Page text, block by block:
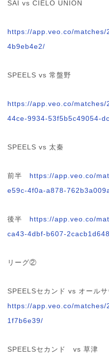
SAI vs CIELO UNION
https://app.veo.co/matches/
4b9eb4e2/
SPEELS vs 常盤野
https://app.veo.co/
44ce-9934-53f5b5c49054-
SPEELS vs 太秦
前半 https://app.veo.co/
e59c-4f0a-a878-
後半 https://app.veo.co/
ca43-4dbf-b607-
リーグ②
SPEELSセカンド vs オールサ
https://app.veo.co/matches/
1f7b6e39/
SPEELSセカンド vs 草津